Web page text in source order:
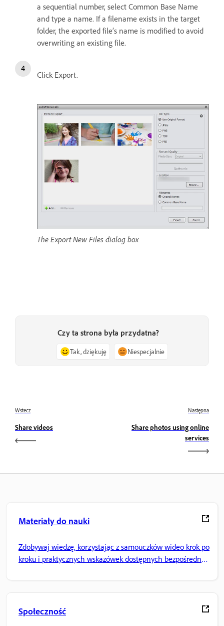
a sequential number, select Common Base Name
and type a name. If a filename exists in the target
folder, the exported file’s name is modified to avoid
overwriting an existing file.
Click Export.
The Export New Files dialog box
Czy ta strona była przydatna?
Tak, dziękuję Niespecjalnie
Wstecz
Share videos
Następna
Share photos using online
services
Materiały do nauki
Zdobywaj wiedzę, korzystając z samouczków wideo krok po
kroku i praktycznych wskazówek dostępnych bezpośrednio
Społeczność